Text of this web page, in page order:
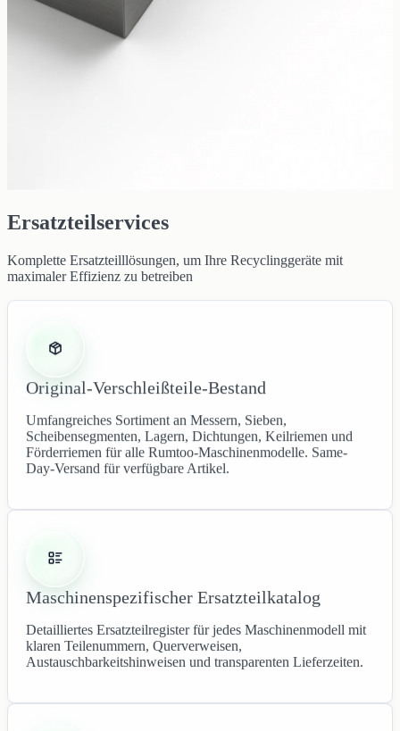
Ersatzteilservices
Komplette Ersatzteilllösungen, um Ihre Recyclinggeräte mit
maximaler Effizienz zu betreiben
Original-Verschleißteile-Bestand
Umfangreiches Sortiment an Messern, Sieben,
Scheibensegmenten, Lagern, Dichtungen, Keilriemen und
Förderriemen für alle Rumtoo-Maschinenmodelle. Same-
Day-Versand für verfügbare Artikel.
Maschinenspezifischer Ersatzteilkatalog
Detailliertes Ersatzteilregister für jedes Maschinenmodell mit
klaren Teilenummern, Querverweisen,
Austauschbarkeitshinweisen und transparenten Lieferzeiten.